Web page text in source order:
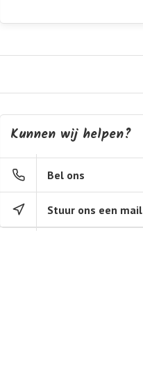
Kunnen wij helpen?
Bel ons
Stuur ons een mail